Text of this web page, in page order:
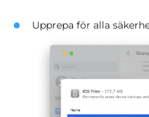
Upprepa för alla